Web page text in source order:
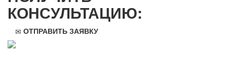
КОНСУЛЬТАЦИЮ:
ОТПРАВИТЬ ЗАЯВКУ